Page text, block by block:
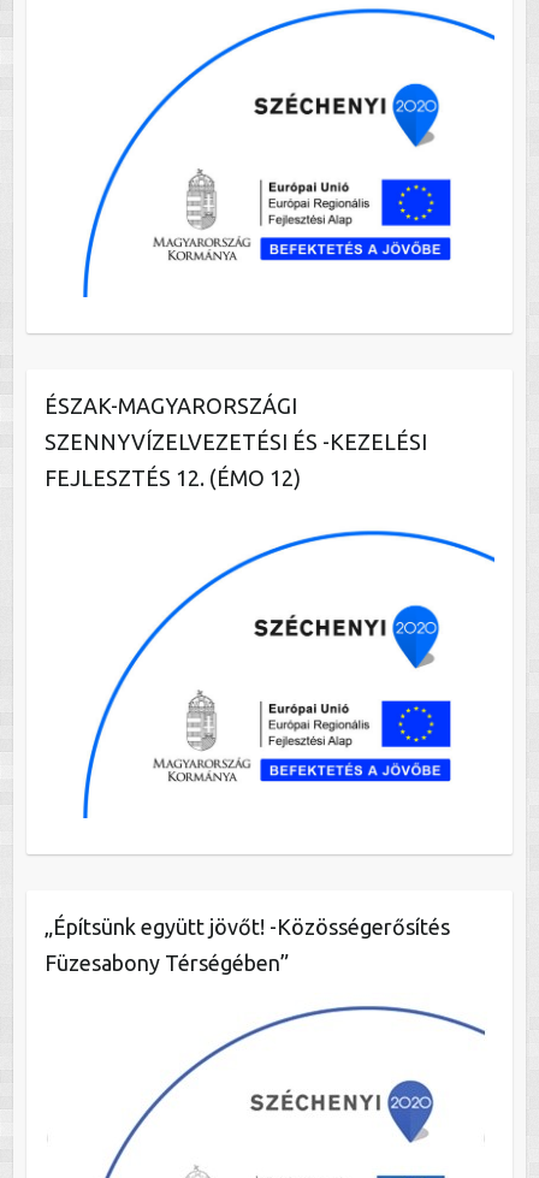
ÉSZAK-MAGYARORSZÁGI
SZENNYVÍZELVEZETÉSI ÉS -KEZELÉSI
FEJLESZTÉS 12. (ÉMO 12)
„Építsünk együtt jövőt! -Közösségerősítés
Füzesabony Térségében”